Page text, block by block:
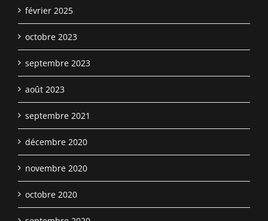
février 2025
octobre 2023
septembre 2023
août 2023
septembre 2021
décembre 2020
novembre 2020
octobre 2020